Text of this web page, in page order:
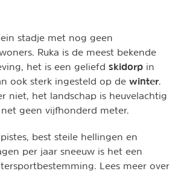
stadje met nog geen
Ruka is de meest bekende
het is een geliefd skidorp in
ook sterk ingesteld op de winter
niet, het landschap is heuvelachtig
geen vijfhonderd meter.
best steile hellingen en
per jaar sneeuw is het een
Lees meer over